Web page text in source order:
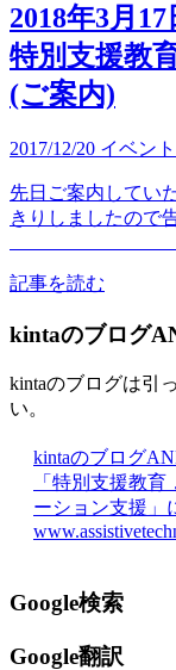
2018年3月
特別支援教
(ご案内)
2017/12/20 イベン
先日ご案内してい
きりしましたので
記事を読む
kintaのブログ
kintaのブログは引
い。
kintaのブログ
「特別支援教
ーション支援」
Google検索
Google翻訳